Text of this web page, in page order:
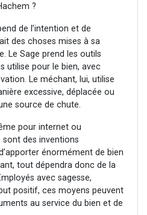
?
de l’intention et de
des choses mises à sa
Le Sage prend les outils
utilise pour le bien, avec
Le méchant, lui, utilise
excessive, déplacée ou
source de chute.
pour internet ou
sont des inventions
énormément de bien
tout dépendra donc de la
avec sagesse,
positif, ces moyens peuvent
au service du bien et de